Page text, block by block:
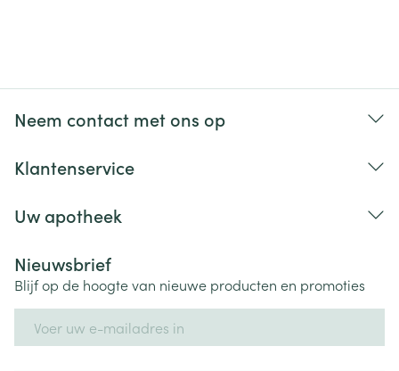
Neem contact met ons op
Klantenservice
Uw apotheek
Nieuwsbrief
Blijf op de hoogte van nieuwe producten en promoties